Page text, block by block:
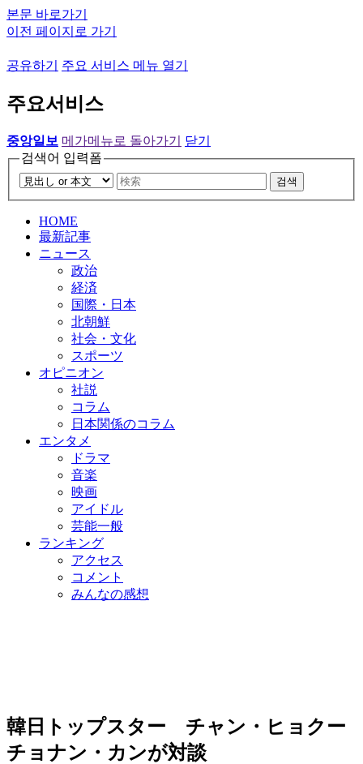
본문 바로가기
이전 페이지로 가기
공유하기 주요 서비스 메뉴 열기
주요서비스
중앙일보 메가메뉴로 돌아가기
닫기
검색어 입력폼
검색
HOME
最新記事
ニュース
政治
経済
国際・日本
北朝鮮
社会・文化
スポーツ
オピニオン
社説
コラム
日本関係のコラム
エンタメ
ドラマ
音楽
映画
アイドル
芸能一般
ランキング
アクセス
コメント
みんなの感想
韓日トップスター チャン・ヒョクー
チョナン・カンが対談